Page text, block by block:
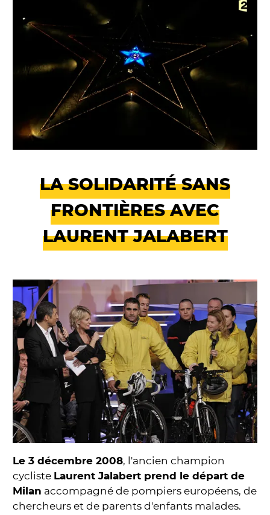
LA SOLIDARITÉ SANS
FRONTIÈRES AVEC
LAURENT JALABERT
Le 3 décembre 2008, l'ancien champion
cycliste Laurent Jalabert prend le départ de
Milan accompagné de pompiers européens, de
chercheurs et de parents d'enfants malades.